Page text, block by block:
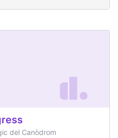
del Canòdrom